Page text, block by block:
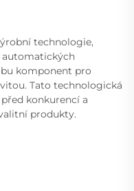
technologie,
automatických
komponent pro
Tato technologická
konkurencí a
produkty.